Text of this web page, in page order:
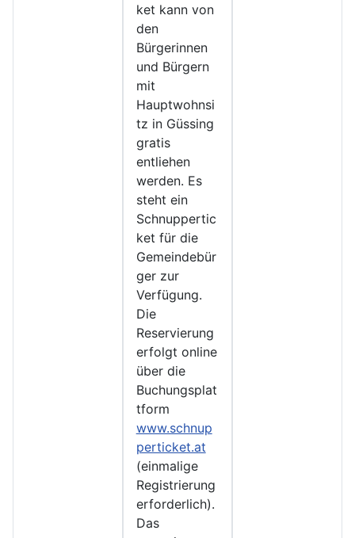
ket kann von
den
Bürgerinnen
und Bürgern
mit
Hauptwohnsi
tz in Güssing
gratis
entliehen
werden. Es
steht ein
Schnuppertic
ket für die
Gemeindebür
ger zur
Verfügung.
Die
Reservierung
erfolgt online
über die
Buchungsplat
tform
www.schnup
perticket.at
(einmalige
Registrierung
erforderlich).
Das